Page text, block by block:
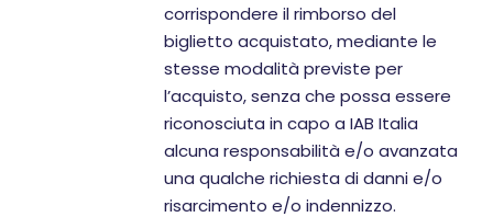
corrispondere il rimborso del
biglietto acquistato, mediante le
stesse modalità previste per
l’acquisto, senza che possa essere
riconosciuta in capo a IAB Italia
alcuna responsabilità e/o avanzata
una qualche richiesta di danni e/o
risarcimento e/o indennizzo.